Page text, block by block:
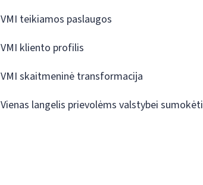
VMI teikiamos paslaugos
VMI kliento profilis
VMI skaitmeninė transformacija
Vienas langelis prievolėms valstybei sumokėti